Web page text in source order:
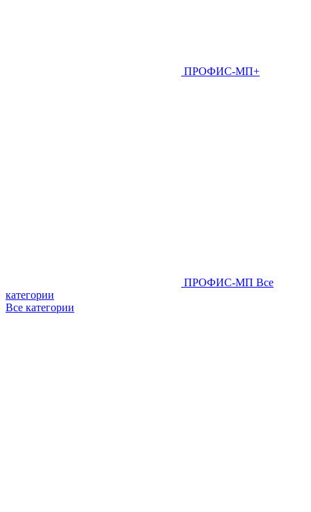
ПРОФИС-МП+
ПРОФИС-МП Все
категории
Все категории